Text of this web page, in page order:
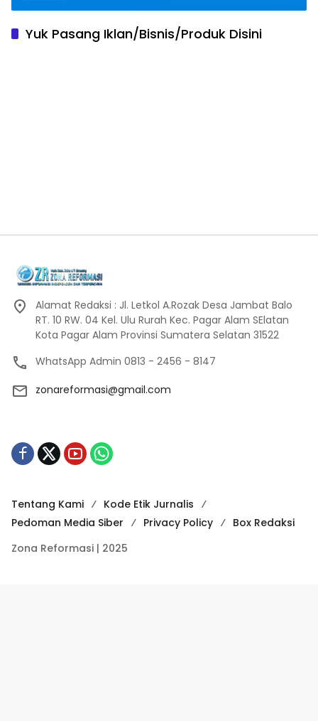
Yuk Pasang Iklan/Bisnis/Produk Disini
Alamat Redaksi : Jl. Letkol A.Rozak Desa Jambat Balo
RT. 10 RW. 04 Kel. Ulu Rurah Kec. Pagar Alam SElatan
Kota Pagar Alam Provinsi Sumatera Selatan 31522
WhatsApp Admin 0813 - 2456 - 8147
zonareformasi@gmail.com
Tentang Kami
Kode Etik Jurnalis
Pedoman Media Siber
Privacy Policy
Box Redaksi
Zona Reformasi | 2025